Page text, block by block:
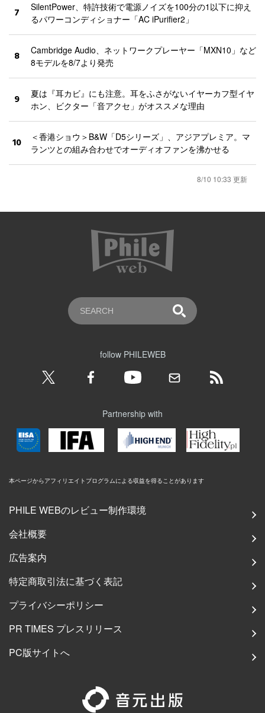
7
SilentPower、特許技術で電源ノイズを100分の1以下に抑え
るパワーコンディショナー「AC iPurifier2」
8
Cambridge Audio、ネットワークプレーヤー「MXN10」など
8モデルを8/7より発売
9
夏は『耳カビ』にも注意。耳をふさがないイヤーカフ型イヤ
ホン、ビクター「音アクセ」がオススメな理由
10
＜香港ショウ＞B&W「D5シリーズ」、アジアプレミア。マ
ランツとの組み合わせでオーディオファンを沸かせる
8/10 10:33 更新
follow PHILEWEB
Partnership with
本ページからアフィリエイトプログラムによる収益を得ることがあります
PHILE WEBのレビュー制作環境
会社概要
広告案内
特定商取引法に基づく表記
プライバシーポリシー
PR TIMES プレスリリース
PC版サイトへ